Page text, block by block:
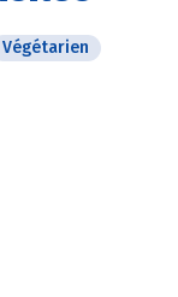
Végétarien